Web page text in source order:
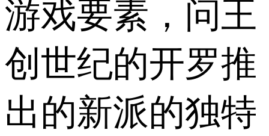
游戏要素，问王
创世纪的开罗推
出的新派的独特